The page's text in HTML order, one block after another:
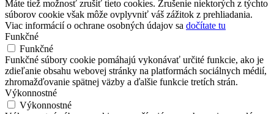
Máte tiež možnosť zrušiť tieto cookies. Zrušenie niektorých z týchto
súborov cookie však môže ovplyvniť váš zážitok z prehliadania.
Viac informácií o ochrane osobných údajov sa dočítate tu
Funkčné
Funkčné
Funkčné súbory cookie pomáhajú vykonávať určité funkcie, ako je
zdieľanie obsahu webovej stránky na platformách sociálnych médií,
zhromažďovanie spätnej väzby a ďalšie funkcie tretích strán.
Výkonnostné
Výkonnostné